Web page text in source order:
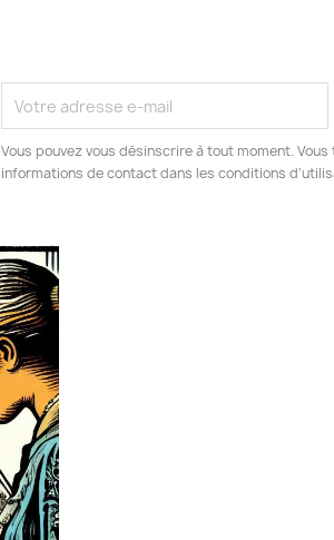
Vous pouvez vous désinscrire à tout moment.
informations de contact dans les conditions